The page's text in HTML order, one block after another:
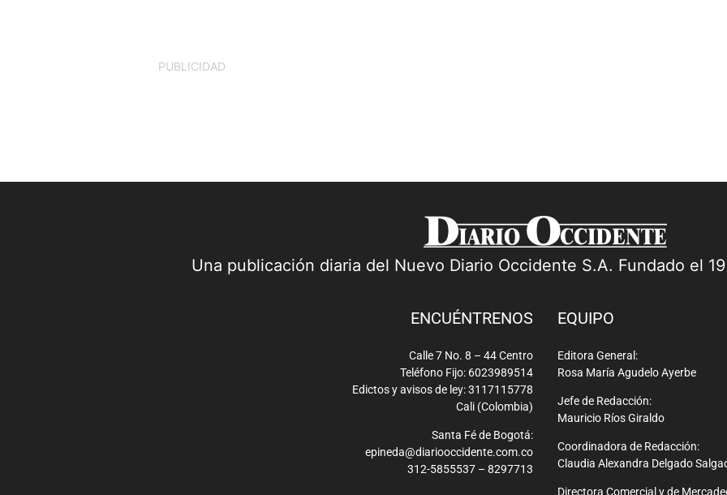
PUBLICIDAD
Una publicación diaria del Nuevo Diario Occidente S.A. Fundado el
ENCUÉNTRENOS
Calle 7 No. 8 – 44 Centro
Teléfono Fijo: 6023989514
Edictos y avisos de ley: 3117115778
Cali (Colombia)
Santa Fé de Bogotá:
epineda@diariooccidente.com.co
312-5855537 – 8297713
EQUIPO
Editora General:
Rosa María Agudelo Ayerbe
Jefe de Redacción:
Mauricio Ríos Giraldo
Coordinadora de Redacción:
Claudia Alexandra Delgado
Directora Comercial y de